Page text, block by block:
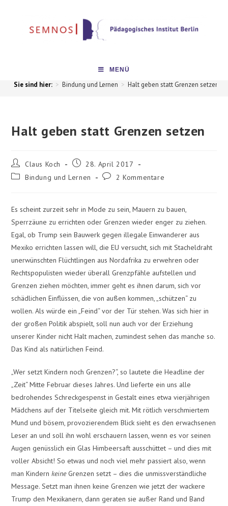
MENÜ
> Bindung und Lernen > Halt geben statt Grenzen setzen
Halt geben statt Grenzen setzen
Claus Koch
28. April 2017
Bindung und Lernen
2 Kommentare
Es scheint zurzeit sehr in Mode zu sein, Mauern zu bauen,
Sperrzäune zu errichten oder Grenzen wieder enger zu ziehen.
Egal, ob Trump sein Bauwerk gegen illegale Einwanderer aus
Mexiko errichten lassen will, die EU versucht, sich mit Stacheldraht
unerwünschten Flüchtlingen aus Nordafrika zu erwehren oder
Rechtspopulisten wieder überall Grenzpfähle aufstellen und
Grenzen ziehen möchten, immer geht es ihnen darum, sich vor
schädlichen Einflüssen, die von außen kommen, „schützen“ zu
wollen. Als würde ein „Feind“ vor der Tür stehen. Was sich hier in
der großen Politik abspielt, soll nun auch vor der Erziehung
unserer Kinder nicht Halt machen, zumindest sehen das manche so.
Das Kind als natürlichen Feind.
„Wer setzt Kindern noch Grenzen?“, so lautete die Headline der
„Zeit“ Mitte Februar dieses Jahres. Und lieferte ein uns alle
bedrohendes Schreckgespenst in Gestalt eines etwa vierjährigen
Mädchens auf der Titelseite gleich mit. Mit rötlich verschmiertem
Mund und bösem, provozierendem Blick sieht es den erwachsenen
Leser an und soll ihn wohl erschauern lassen, wenn es vor seinen
Augen genüsslich ein Glas Himbeersaft ausschüttet – und dies mit
voller Absicht! So etwas und noch viel mehr passiert also, wenn
man KindernkeineGrenzen setzt – dies die unmissverständliche
Message. Setzt man ihnen keine Grenzen wie jetzt der wackere
Trump den Mexikanern, dann geraten sie außer Rand und Band